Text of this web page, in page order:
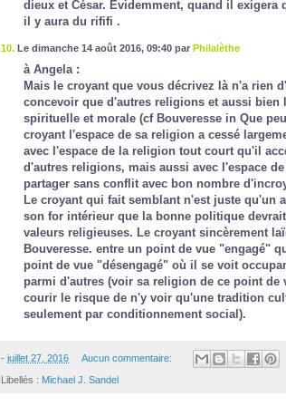
dieux et César. Evidemment, quand il exigera
il y aura du rififi .
10. Le dimanche 14 août 2016, 09:40 par Philalèthe
à Angela :
Mais le croyant que vous décrivez là n'a rien
concevoir que d'autres religions et aussi bien
spirituelle et morale (cf Bouveresse in Que
croyant l'espace de sa religion a cessé
avec l'espace de la religion tout court qu'il
d'autres religions, mais aussi avec l'espace
partager sans conflit avec bon nombre
Le croyant qui fait semblant n'est juste qu'un
son for intérieur que la bonne politique
valeurs religieuses. Le croyant sincèrement
Bouveresse. entre un point de vue "engagé"
point de vue "désengagé" où il se voit
parmi d'autres (voir sa religion de ce point de
courir le risque de n'y voir qu'une tradition
seulement par conditionnement social).
- juillet 27, 2016 Aucun commentaire:
Libellés : Michael J. Sandel